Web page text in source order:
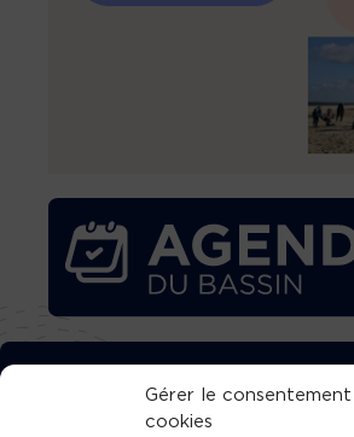
Gérer le
cookies
TÉLÉCHARGEZ